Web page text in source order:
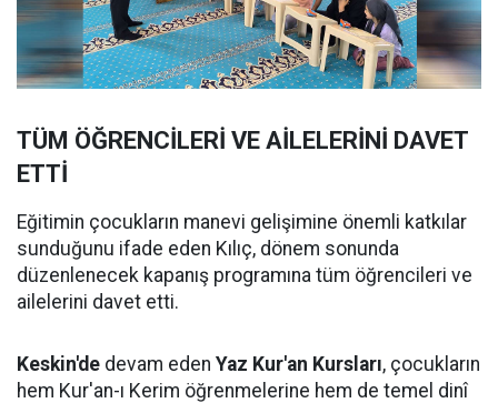
TÜM ÖĞRENCİLERİ VE AİLELERİNİ DAVET
ETTİ
Eğitimin çocukların manevi gelişimine önemli katkılar
sunduğunu ifade eden Kılıç, dönem sonunda
düzenlenecek kapanış programına tüm öğrencileri ve
ailelerini davet etti.
Keskin'de devam eden Yaz Kur'an Kursları, çocukların
hem Kur'an-ı Kerim öğrenmelerine hem de temel dinî